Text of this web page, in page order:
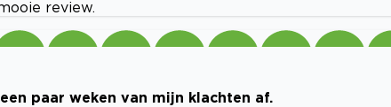
review.
paar weken van mijn klachten af.